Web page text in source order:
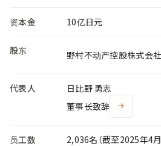
资本金 10亿日元
股东 野村不动产控股株式会
代表人
日比野 勇志
董事长致辞
员工数 2,036名（截至2025年4月